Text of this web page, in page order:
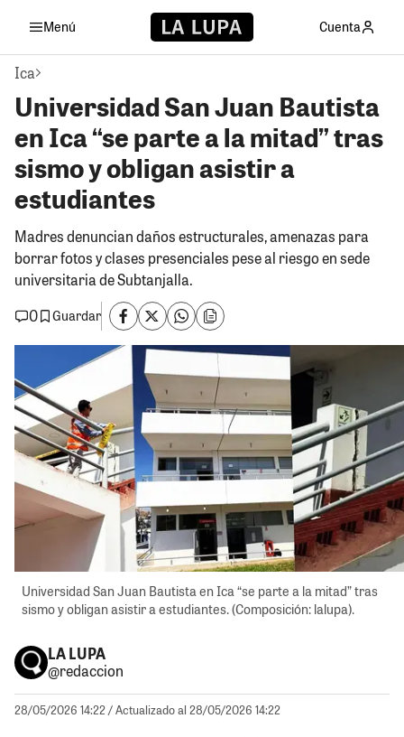
Menú Cuenta
Ica
Universidad San Juan Bautista
en Ica “se parte a la mitad” tras
sismo y obligan asistir a
estudiantes
Madres denuncian daños estructurales, amenazas para
borrar fotos y clases presenciales pese al riesgo en sede
universitaria de Subtanjalla.
0
Guardar
Universidad San Juan Bautista en Ica “se parte a la mitad” tras
sismo y obligan asistir a estudiantes. (Composición: lalupa).
LA LUPA
@redaccion
28/05/2026 14:22/ Actualizado al 28/05/2026 14:22